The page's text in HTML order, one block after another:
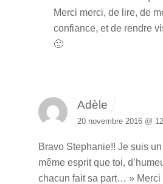
Merci merci, de lire, de
confiance, et de rendre
🙂
Adèle
20 novembre 2016 @
Bravo Stephanie!! Je suis
même esprit que toi,
chacun fait sa part… »Merci